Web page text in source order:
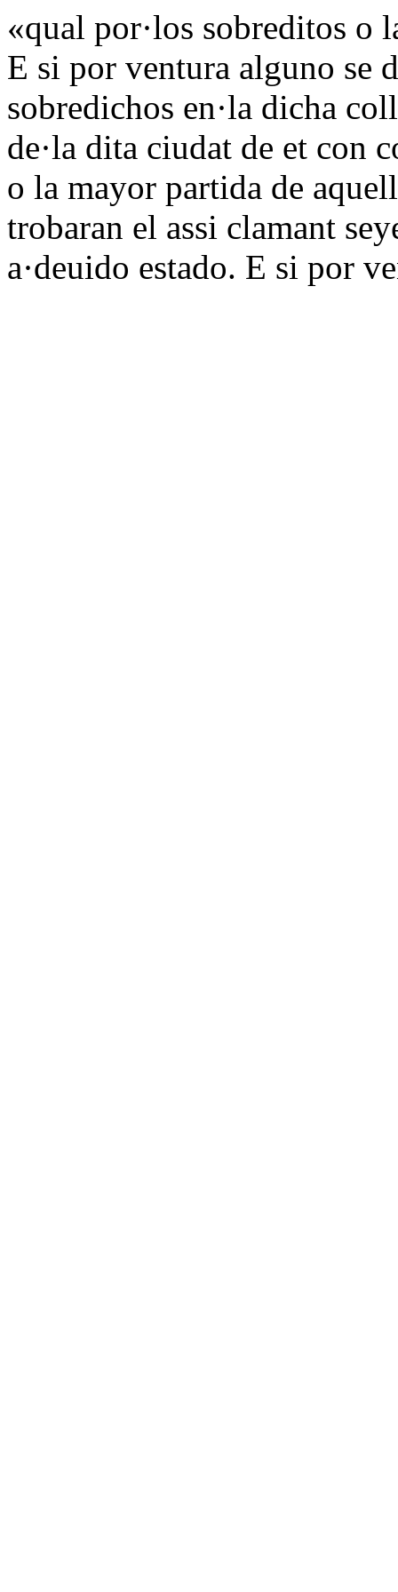
«qual por·los sobreditos o
E si por ventura alguno se
sobredichos en·la dicha
de·la dita ciudat de et con
o la mayor partida de
trobaran el assi clamant
a·deuido estado. E si por